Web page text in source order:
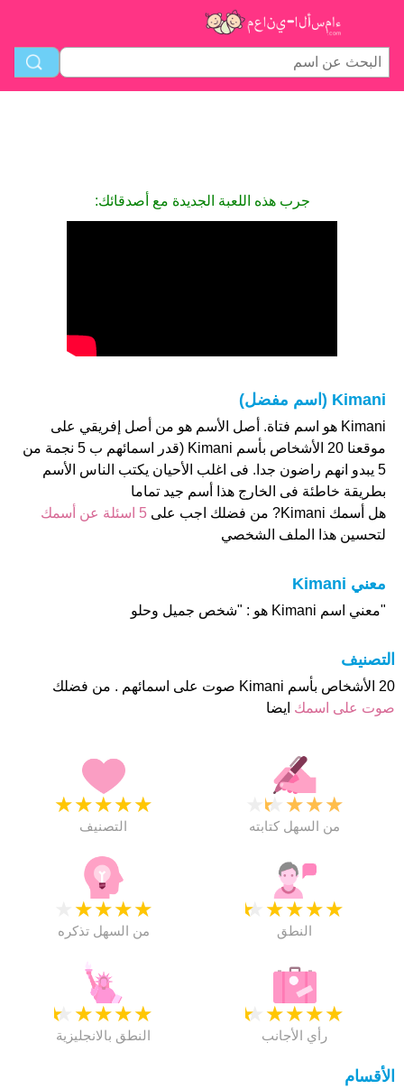
جرب هذه اللعبة الجديدة مع أصدقائك:
Kimani (اسم مفضل)
Kimani هو اسم فتاة. أصل الأسم هو من أصل إفريقي على
موقعنا 20 الأشخاص بأسم Kimani (قدر اسمائهم ب 5 نجمة من
5 يبدو انهم راضون جدا. فى اغلب الأحيان يكتب الناس الأسم
بطريقة خاطئة فى الخارج هذا أسم جيد تماما
هل أسمك Kimani? من فضلك اجب على
5 اسئلة عن أسمك
لتحسين هذا الملف الشخصي
معني Kimani
"معني اسم Kimani هو : "شخص جميل وحلو
التصنيف
20 الأشخاص بأسم Kimani صوت على اسمائهم . من فضلك
صوت على اسمك ايضا
★
★
★
★
★
التصنيف
★
★
★
★
من السهل كتابته
★
★
★
★
من السهل تذكره
★
★
★
★
★
النطق
★
★
★
★
★
النطق بالانجليزية
★
★
★
★
★
رأي الأجانب
الأقسام